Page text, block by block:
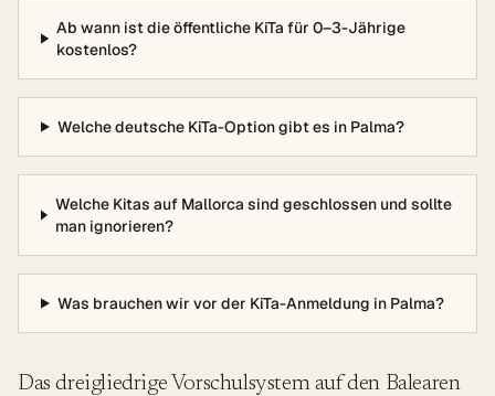
Ab wann ist die öffentliche KiTa für 0–3-Jährige
kostenlos?
Welche deutsche KiTa-Option gibt es in Palma?
Welche Kitas auf Mallorca sind geschlossen und sollte
man ignorieren?
Was brauchen wir vor der KiTa-Anmeldung in Palma?
Das dreigliedrige Vorschulsystem auf den Balearen